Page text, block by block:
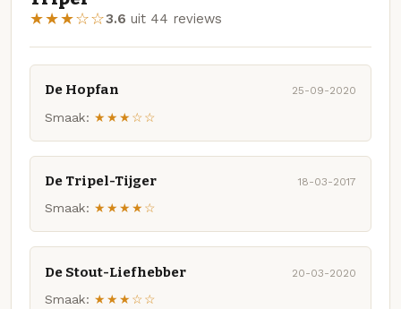
★★★☆☆3.6 uit 44 reviews
De Hopfan 25-09-2020
Smaak: ★★★☆☆
De Tripel-Tijger 18-03-2017
Smaak: ★★★★☆
De Stout-Liefhebber 20-03-2020
Smaak: ★★★☆☆